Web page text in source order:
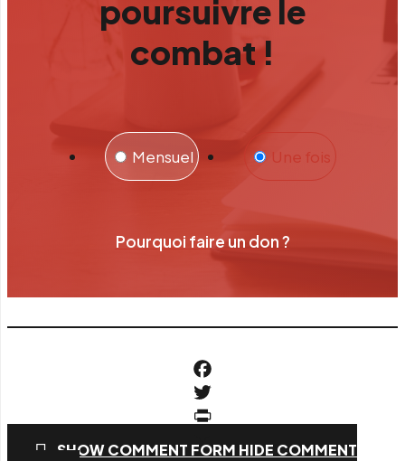
poursuivre le
combat !
Une fois
Mensuel
Pourquoi faire un don ?
SHOW COMMENT FORM HIDE COMMENT